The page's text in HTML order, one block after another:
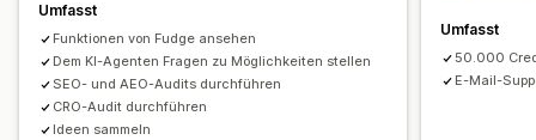
Individuelle Seiten
Seiten verwalten
Editor-Tool
Elemente Vorlagen
Seiten speichern
Umfasst
Funktionen von Fudge ansehen
Dem KI-Agenten Fragen zu Möglichkeiten stellen
SEO- und AEO-Audits durchführen
CRO-Audit durchführen
Ideen sammeln
Umfasst
50.000
E-Mail-